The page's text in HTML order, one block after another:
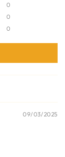
0
0
0
09/03/2025